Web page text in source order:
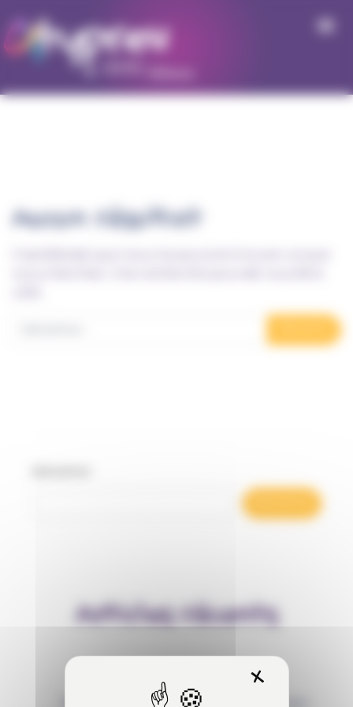
Aucun résultat
Articles récents
Behaviour Based Safety (BBS) : qu’est-ce que
XMasquer